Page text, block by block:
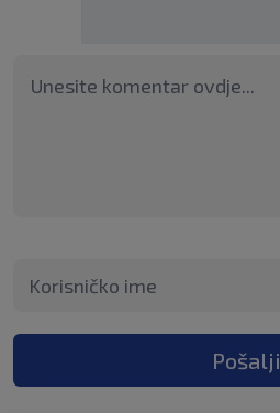
Pošalji